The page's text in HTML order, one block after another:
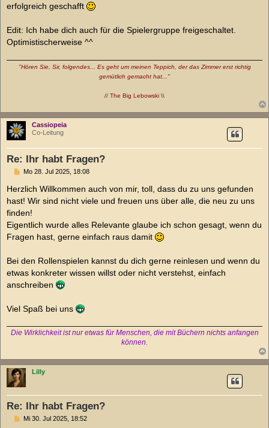
erfolgreich geschafft
Edit: Ich habe dich auch für die Spielergruppe freigeschaltet.
Optimistischerweise ^^
"Hören Sie, Sir, folgendes... Es geht um meinen Teppich, der das Zimmer erst richtig
gemütlich gemacht hat..."
// The Big Lebowski \\
Cassiopeia
Co-Leitung
Re: Ihr habt Fragen?
B
i
t
r
g
Mo 28. Jul 2025, 18:08
Herzlich Willkommen auch von mir, toll, dass du zu uns gefunden
hast! Wir sind nicht viele und freuen uns über alle, die neu zu uns
finden!
Eigentlich wurde alles Relevante glaube ich schon gesagt, wenn du
Fragen hast, gerne einfach raus damit
Bei den Rollenspielen kannst du dich gerne reinlesen und wenn du
etwas konkreter wissen willst oder nicht verstehst, einfach
anschreiben
Viel Spaß bei uns
Die Wirklichkeit ist nur etwas für Menschen, die mit Büchern nichts anfangen
können.
Lilly
Re: Ihr habt Fragen?
BMi 30. Jul 2025, 18:52